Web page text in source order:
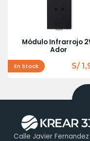
Módulo Infrarrojo
Ador
En Stock S/
Calle Javier